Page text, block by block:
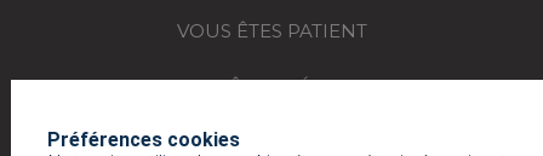
VOUS ÊTES PATIENT
VOUS ÊTES MÉDECIN
REJOIGNEZ-NOUS
Préférences cookies